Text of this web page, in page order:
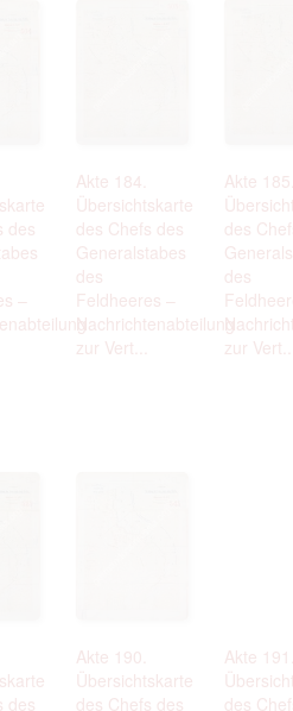
des
–
Akte 184.
Übersichtskarte
des Chefs des
Generalstabes
des
Feldheeres –
Nachrichtenabteilung
zur Vert...
Akte
des
des
zur
des
Akte 190.
Übersichtskarte
des Chefs des
Akte
des